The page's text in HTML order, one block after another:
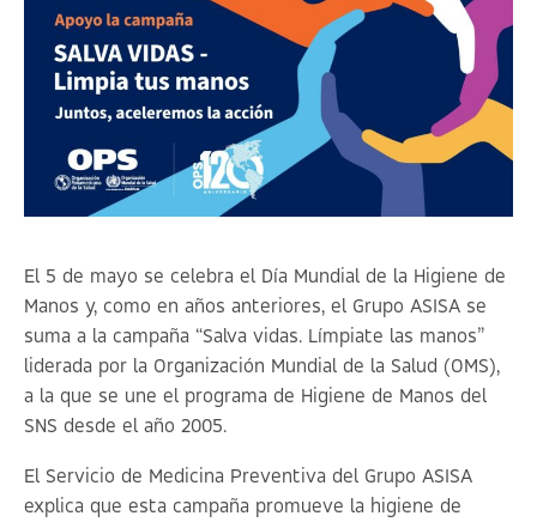
El 5 de mayo se celebra el Día Mundial de la Higiene de
Manos y, como en años anteriores, el Grupo ASISA se
suma a la campaña “Salva vidas. Límpiate las manos”
liderada por la Organización Mundial de la Salud (OMS),
a la que se une el programa de Higiene de Manos del
SNS desde el año 2005.
El Servicio de Medicina Preventiva del Grupo ASISA
explica que esta campaña promueve la higiene de